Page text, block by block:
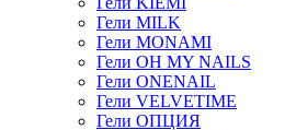
Гели MILK
Гели MONAMI
Гели OH MY NAILS
Гели ONENAIL
Гели VELVETIME
Гели ОПЦИЯ